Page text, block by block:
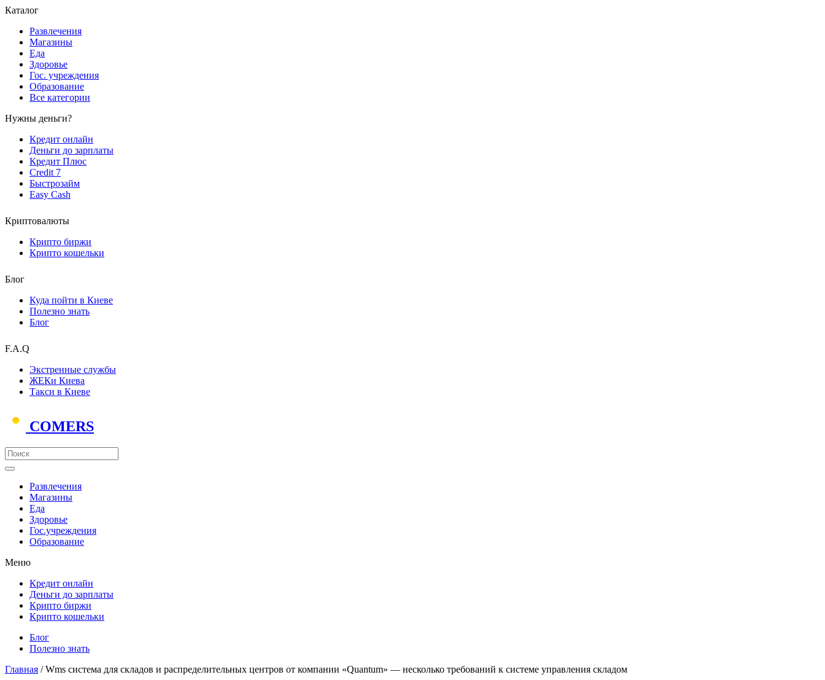
Каталог
Развлечения
Магазины
Еда
Здоровье
Гос. учреждения
Образование
Все категории
Нужны деньги?
Кредит онлайн
Деньги до зарплаты
Кредит Плюс
Credit 7
Быстрозайм
Easy Cash
Криптовалюты
Крипто биржи
Крипто кошельки
Блог
Куда пойти в Киеве
Полезно знать
Блог
F.A.Q
Экстренные службы
ЖЕКи Киева
Такси в Киеве
COMERS
Развлечения
Магазины
Еда
Здоровье
Гос.учреждения
Образование
Меню
Кредит онлайн
Деньги до зарплаты
Крипто биржи
Крипто кошельки
Блог
Полезно знать
Главная / Wms система для складов и распределительных центров от компании «Quantum» — несколько требований к системе управления складом